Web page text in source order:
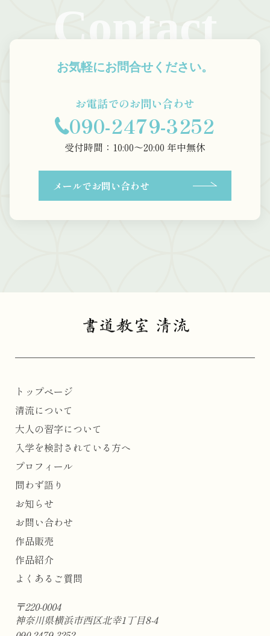
Contact
お気軽にお問合せください。
お電話でのお問い合わせ
090-2479-3252
受付時間：10:00〜20:00 年中無休
メールでお問い合わせ
トップページ
清流について
大人の習字について
入学を検討されている方へ
プロフィール
問わず語り
お知らせ
お問い合わせ
作品販売
作品紹介
よくあるご質問
〒220-0004
神奈川県横浜市西区北幸1丁目8-4